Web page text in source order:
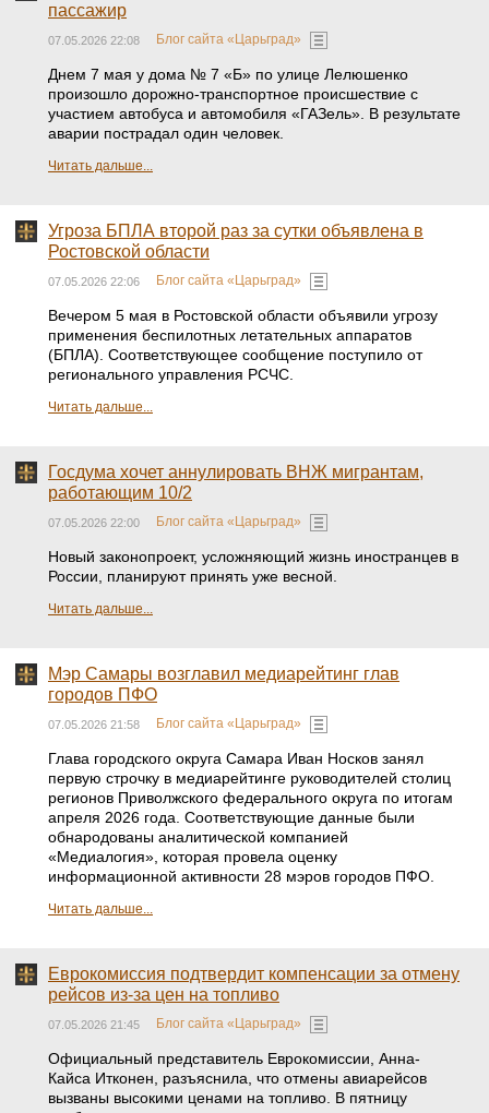
пассажир
07.05.2026 22:08 Блог сайта «Царьград»
Днем 7 мая у дома № 7 «Б» по улице Лелюшенко
произошло дорожно-транспортное происшествие с
участием автобуса и автомобиля «ГАЗель». В результате
аварии пострадал один человек.
Читать дальше...
Угроза БПЛА второй раз за сутки объявлена в
Ростовской области
07.05.2026 22:06 Блог сайта «Царьград»
Вечером 5 мая в Ростовской области объявили угрозу
применения беспилотных летательных аппаратов
(БПЛА). Соответствующее сообщение поступило от
регионального управления РСЧС.
Читать дальше...
Госдума хочет аннулировать ВНЖ мигрантам,
работающим 10/2
07.05.2026 22:00 Блог сайта «Царьград»
Новый законопроект, усложняющий жизнь иностранцев в
России, планируют принять уже весной.
Читать дальше...
Мэр Самары возглавил медиарейтинг глав
городов ПФО
07.05.2026 21:58 Блог сайта «Царьград»
Глава городского округа Самара Иван Носков занял
первую строчку в медиарейтинге руководителей столиц
регионов Приволжского федерального округа по итогам
апреля 2026 года. Соответствующие данные были
обнародованы аналитической компанией
«Медиалогия», которая провела оценку
информационной активности 28 мэров городов ПФО.
Читать дальше...
Еврокомиссия подтвердит компенсации за отмену
рейсов из-за цен на топливо
07.05.2026 21:45 Блог сайта «Царьград»
Официальный представитель Еврокомиссии, Анна-
Кайса Итконен, разъяснила, что отмены авиарейсов
вызваны высокими ценами на топливо. В пятницу